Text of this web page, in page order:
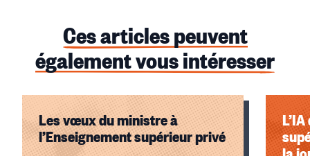
Ces articles peuvent
également vous intéresser
Les vœux du ministre à
l’Enseignement supérieur privé